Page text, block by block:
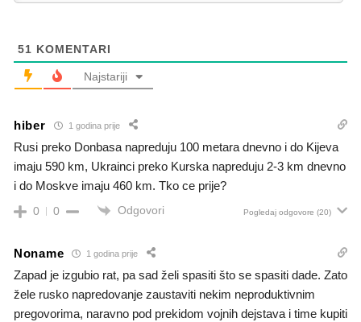
51 KOMENTARI
Najstariji
hiber 1 godina prije
Rusi preko Donbasa napreduju 100 metara dnevno i do Kijeva
imaju 590 km, Ukrainci preko Kurska napreduju 2-3 km dnevno
i do Moskve imaju 460 km. Tko ce prije?
0 0 Odgovori Pogledaj odgovore (20)
Noname 1 godina prije
Zapad je izgubio rat, pa sad želi spasiti što se spasiti dade. Zato
žele rusko napredovanje zaustaviti nekim neproduktivnim
pregovorima, naravno pod prekidom vojnih dejstava i time kupiti